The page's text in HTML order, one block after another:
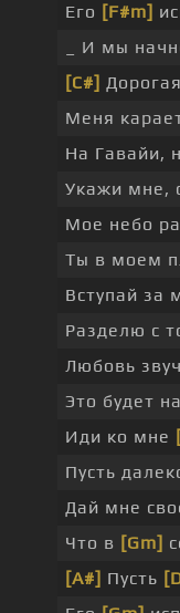
Его [F#m]
_ И мы
[C#]
Меня
На Гавайи,
Укажи мне,
Мое небо
Ты в моем
Вступай за
Разделю с
Любовь
Это будет
Иди ко мне
Пусть
Дай мне
Что в [Gm]
[A#] Пусть